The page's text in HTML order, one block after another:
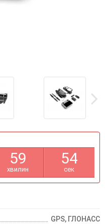
59
хвилин
54
сек
GPS, ГЛОНАСС